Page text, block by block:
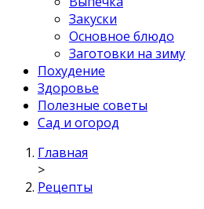
Закуски
Основное блюдо
Заготовки на зиму
Похудение
Здоровье
Полезные советы
Сад и огород
Главная
>
Рецепты